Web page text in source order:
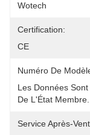
Wotech
Certification:
CE
Numéro De
Les Données
De L'État Membre.
Service Après-